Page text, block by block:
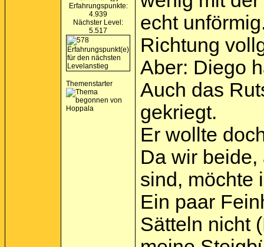
Erfahrungspunkte:
4.939
Nächster Level:
5.517
Themenstarter
echt
Richtung
Aber: Diego
Auch das
gekriegt.
Er wollte
Da wir
sind, möchte
Ein paar
Sätteln nicht